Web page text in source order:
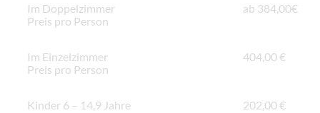
Im Doppelzimmer
Preis pro Person
ab 384,00€
Im Einzelzimmer
Preis pro Person
404,00 €
Kinder 6 – 14,9 Jahre 202,00 €